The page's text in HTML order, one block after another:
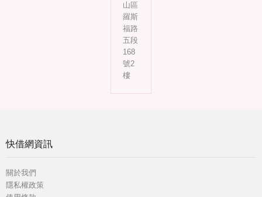
山區
羅斯
福路
五段
168
號2
樓
快借網資訊
關於我們
隱私權政策